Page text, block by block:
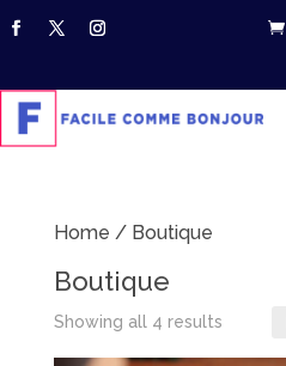

Home / Boutique
Boutique
Showing all 4 results